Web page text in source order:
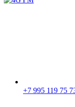
+7 995 119 75